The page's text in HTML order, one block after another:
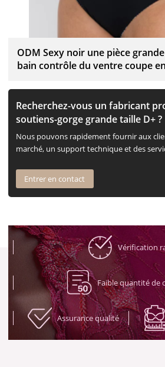
ODM Sexy noir une pièce
bain contrôle du ventre coupe
Recherchez-vous un fabricant
soutiens-gorge grande taille D+ ?
Nous pouvons rapidement fournir aux
marché, un support technique et des
Entrer en contact
Vérification
Faible quantité de
Assurance qualité